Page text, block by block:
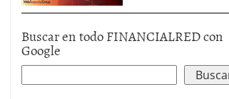
Buscar en todo FINANCIALRED con
Google